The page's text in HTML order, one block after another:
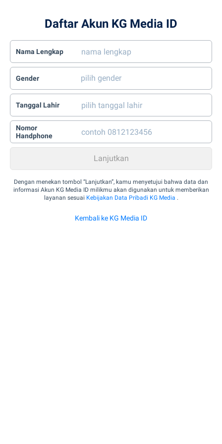
Daftar Akun KG Media ID
Nama Lengkap
Gender
Tanggal Lahir
Nomor
Handphone
Dengan menekan tombol “Lanjutkan”, kamu menyetujui bahwa data dan
informasi Akun KG Media ID milikmu akan digunakan untuk memberikan
layanan sesuai Kebijakan Data Pribadi KG Media .
Kembali ke KG Media ID